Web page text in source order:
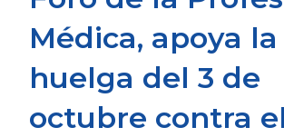
Médica, apoya la
huelga del 3 de
octubre contra el